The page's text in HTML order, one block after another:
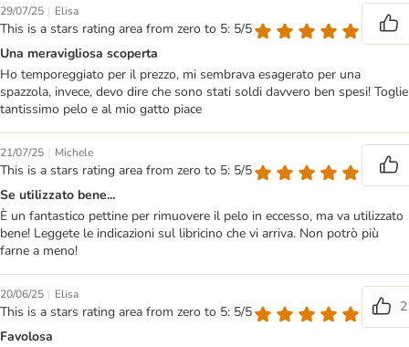
29/07/25 | Elisa
This is a stars rating area from zero to 5: 5/5
Una meravigliosa scoperta
Ho temporeggiato per il prezzo, mi sembrava esagerato per una
spazzola, invece, devo dire che sono stati soldi davvero ben spesi! Toglie
tantissimo pelo e al mio gatto piace
21/07/25 | Michele
This is a stars rating area from zero to 5: 5/5
Se utilizzato bene...
È un fantastico pettine per rimuovere il pelo in eccesso, ma va utilizzato
bene! Leggete le indicazioni sul libricino che vi arriva. Non potrò più
farne a meno!
20/06/25 | Elisa
This is a stars rating area from zero to 5: 5/5
2
Favolosa